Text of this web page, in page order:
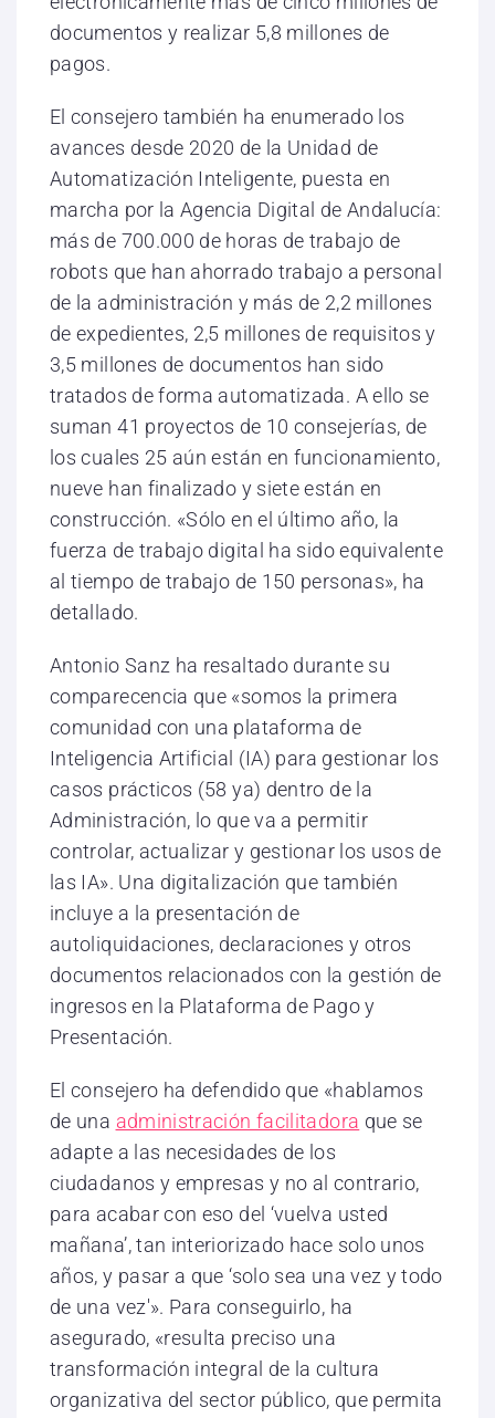
documentos y realizar 5,8 millones de
pagos.
El consejero también ha enumerado los
avances desde 2020 de la Unidad de
Automatización Inteligente, puesta en
marcha por la Agencia Digital de Andalucía:
más de 700.000 de horas de trabajo de
robots que han ahorrado trabajo a personal
de la administración y más de 2,2 millones
de expedientes, 2,5 millones de requisitos y
3,5 millones de documentos han sido
tratados de forma automatizada. A ello se
suman 41 proyectos de 10 consejerías, de
los cuales 25 aún están en funcionamiento,
nueve han finalizado y siete están en
construcción. «Sólo en el último año, la
fuerza de trabajo digital ha sido equivalente
al tiempo de trabajo de 150 personas», ha
detallado.
Antonio Sanz ha resaltado durante su
comparecencia que «somos la primera
comunidad con una plataforma de
Inteligencia Artificial (IA) para gestionar los
casos prácticos (58 ya) dentro de la
Administración, lo que va a permitir
controlar, actualizar y gestionar los usos de
las IA». Una digitalización que también
incluye a la presentación de
autoliquidaciones, declaraciones y otros
documentos relacionados con la gestión de
ingresos en la Plataforma de Pago y
Presentación.
El consejero ha defendido que «hablamos
de una administración facilitadora que se
adapte a las necesidades de los
ciudadanos y empresas y no al contrario,
para acabar con eso del ‘vuelva usted
mañana’, tan interiorizado hace solo unos
años, y pasar a que ‘solo sea una vez y todo
de una vez'». Para conseguirlo, ha
asegurado, «resulta preciso una
transformación integral de la cultura
organizativa del sector público, que permita